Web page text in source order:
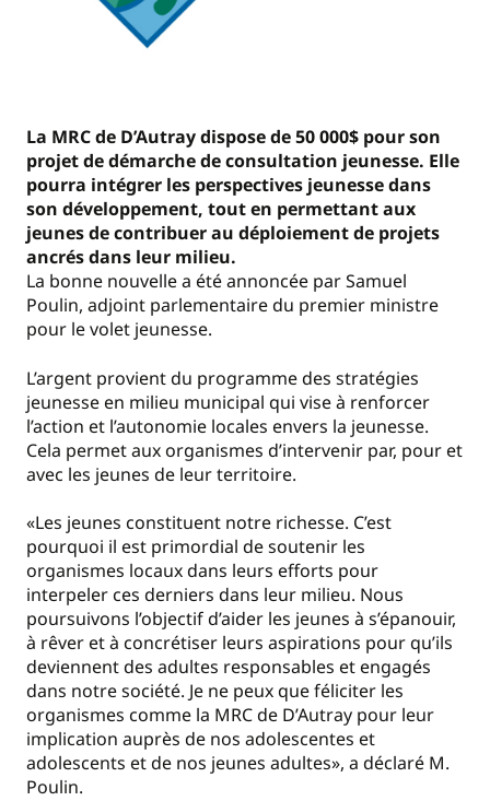
La MRC de D’Autray dispose de 50 000$ pour son
projet de démarche de consultation jeunesse. Elle
pourra intégrer les perspectives jeunesse dans
son développement, tout en permettant aux
jeunes de contribuer au déploiement de projets
ancrés dans leur milieu.
La bonne nouvelle a été annoncée par Samuel
Poulin, adjoint parlementaire du premier ministre
pour le volet jeunesse.
L’argent provient du programme des stratégies
jeunesse en milieu municipal qui vise à renforcer
l’action et l’autonomie locales envers la jeunesse.
Cela permet aux organismes d’intervenir par, pour et
avec les jeunes de leur territoire.
«Les jeunes constituent notre richesse. C’est
pourquoi il est primordial de soutenir les
organismes locaux dans leurs efforts pour
interpeler ces derniers dans leur milieu. Nous
poursuivons l’objectif d’aider les jeunes à s’épanouir,
à rêver et à concrétiser leurs aspirations pour qu’ils
deviennent des adultes responsables et engagés
dans notre société. Je ne peux que féliciter les
organismes comme la MRC de D’Autray pour leur
implication auprès de nos adolescentes et
adolescents et de nos jeunes adultes», a déclaré M.
Poulin.